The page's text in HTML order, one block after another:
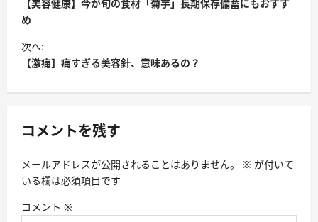
ナ
ビ
ゲ
ー
ョ
【美容健康】今が旬の食材「菊芋」長期保存備蓄にもおすす
め
次へ:
【激痛】痛すぎる美容針、意味あるの？
コメントを残す
メールアドレスが公開されることはありません。 ※ が付いて
いる欄は必須項目です
コメント ※